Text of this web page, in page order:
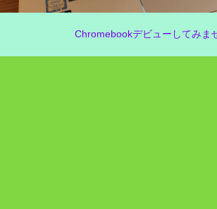
Chromebookデビューしてみま